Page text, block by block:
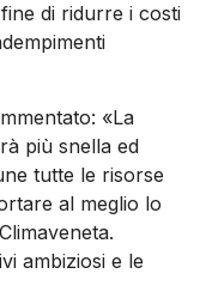
di ridurre i costi
«La
più snella ed
tutte le risorse
al meglio lo
ambiziosi e le